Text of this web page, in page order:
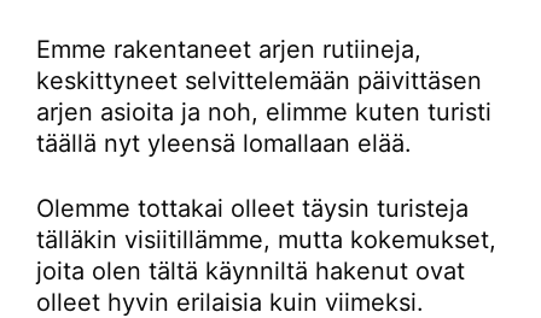
Emme rakentaneet arjen rutiineja,
keskittyneet selvittelemään päivittäsen
arjen asioita ja noh, elimme kuten turisti
täällä nyt yleensä lomallaan elää.
Olemme tottakai olleet täysin turisteja
tälläkin visiitillämme, mutta kokemukset,
joita olen tältä käynniltä hakenut ovat
olleet hyvin erilaisia kuin viimeksi.